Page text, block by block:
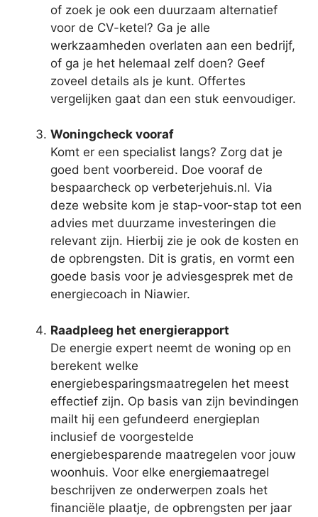
of zoek je ook een duurzaam alternatief
voor de CV-ketel? Ga je alle
werkzaamheden overlaten aan een bedrijf,
of ga je het helemaal zelf doen? Geef
zoveel details als je kunt. Offertes
vergelijken gaat dan een stuk eenvoudiger.
Woningcheck vooraf
Komt er een specialist langs? Zorg dat je
goed bent voorbereid. Doe vooraf de
bespaarcheck op verbeterjehuis.nl. Via
deze website kom je stap-voor-stap tot een
advies met duurzame investeringen die
relevant zijn. Hierbij zie je ook de kosten en
de opbrengsten. Dit is gratis, en vormt een
goede basis voor je adviesgesprek met de
energiecoach in Niawier.
Raadpleeg het energierapport
De energie expert neemt de woning op en
berekent welke
energiebesparingsmaatregelen het meest
effectief zijn. Op basis van zijn bevindingen
mailt hij een gefundeerd energieplan
inclusief de voorgestelde
energiebesparende maatregelen voor jouw
woonhuis. Voor elke energiemaatregel
beschrijven ze onderwerpen zoals het
financiële plaatje, de opbrengsten per jaar